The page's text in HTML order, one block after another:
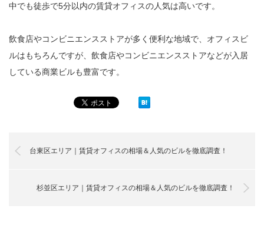
中でも徒歩で5分以内の賃貸オフィスの人気は高いです。
飲食店やコンビニエンスストアが多く便利な地域で、オフィスビ
ルはもちろんですが、飲食店やコンビニエンスストアなどが入居
している商業ビルも豊富です。
台東区エリア｜賃貸オフィスの相場＆人気のビルを徹底調査！
杉並区エリア｜賃貸オフィスの相場＆人気のビルを徹底調査！